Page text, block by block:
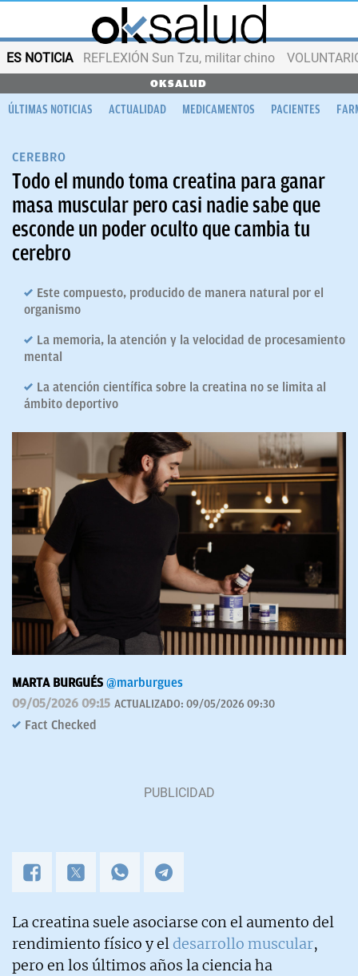
ES NOTICIA REFLEXIÓN Sun Tzu, militar chino
OKSALUD
ÚLTIMAS NOTICIAS ACTUALIDAD MEDICAMENTOS PACIENTES
CEREBRO
Todo el mundo toma creatina para ganar
masa muscular pero casi nadie sabe que
esconde un poder oculto que cambia tu
cerebro
Este compuesto, producido de manera natural por el
organismo
La memoria, la atención y la velocidad de procesamiento
mental
La atención científica sobre la creatina no se limita al
ámbito deportivo
MARTA BURGUÉS @marburgues
09/05/2026 09:15 ACTUALIZADO: 09/05/2026 09:30
Fact Checked
La creatina suele asociarse con el aumento del
rendimiento físico y el desarrollo muscular,
pero en los últimos años la ciencia ha